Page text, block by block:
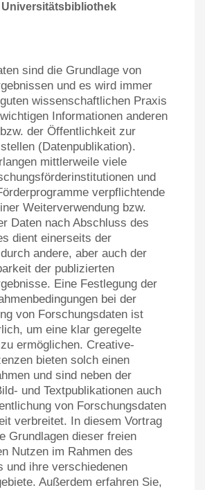
Universitätsbibliothek
sind die Grundlage von
und es wird immer
wissenschaftlichen Praxis
Informationen anderen
der Öffentlichkeit zur
(Datenpublikation).
mittlerweile viele
und
verpflichtende
Weiterverwendung bzw.
Daten nach Abschluss des
dient einerseits der
andere, aber auch der
der publizierten
Eine Festlegung der
bei der
von Forschungsdaten ist
um eine klar geregelte
ermöglichen. Creative-
bieten solch einen
und sind neben der
und Textpublikationen auch
von Forschungsdaten
verbreitet. In diesem Vortrag
Grundlagen dieser freien
Nutzen im Rahmen des
und ihre verschiedenen
Außerdem erfahren Sie,